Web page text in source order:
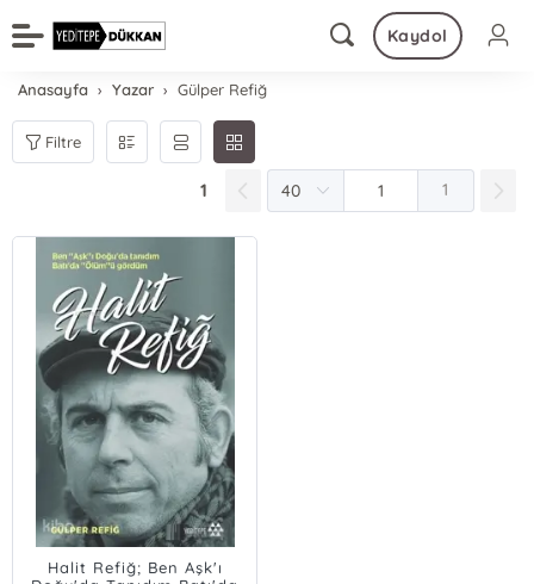
Kaydol
Anasayfa Yazar Gülper Refiğ
Filtre
1 1
Halit Refiğ; Ben Aşk'ı